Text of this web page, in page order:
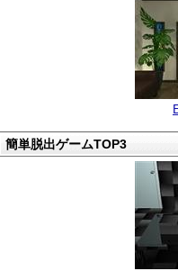
簡単脱出ゲームTOP3